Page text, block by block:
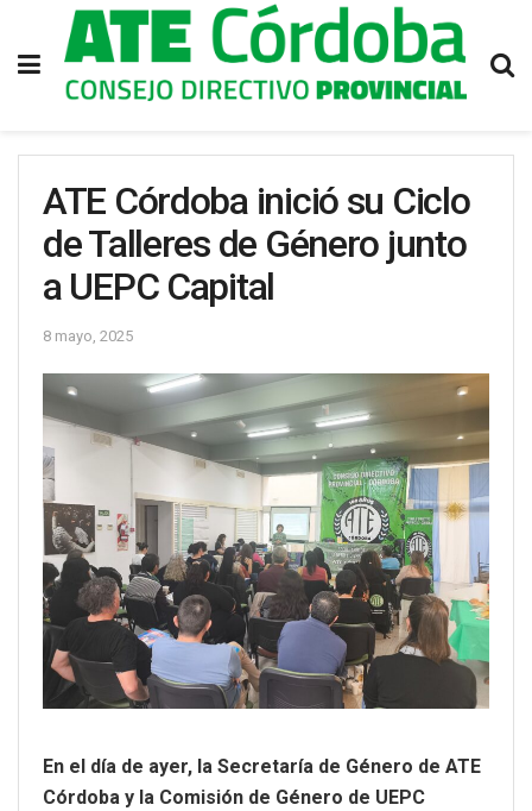
ATE Córdoba inició su Ciclo
de Talleres de Género junto
a UEPC Capital
8 mayo, 2025
En el día de ayer, la Secretaría de Género de ATE
Córdoba y la Comisión de Género de UEPC